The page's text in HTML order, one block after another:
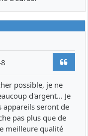
possible, je ne
d'argent... Je
appareils seront de
pas plus que de
meilleure qualité